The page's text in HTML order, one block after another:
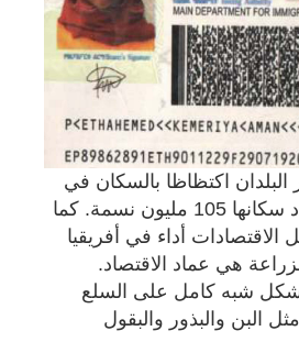
البلدان اكتظاظا بالسكان في
العالم حيث يبلغ عدد سكانها 105 مليون نسمة. كما
الاقتصادات أداء في أفريقيا
هي عماد الاقتصاد.
شبه كامل على السلع
البن والبذور والبقول